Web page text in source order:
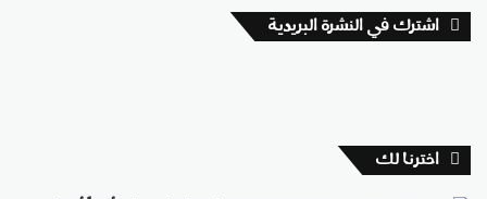
اشترك في النشرة البريدية
اخترنا لك